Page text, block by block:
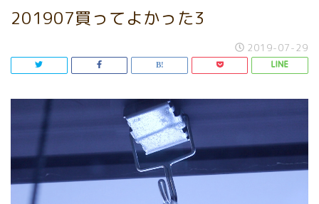
201907買ってよかった3
2019-07-29